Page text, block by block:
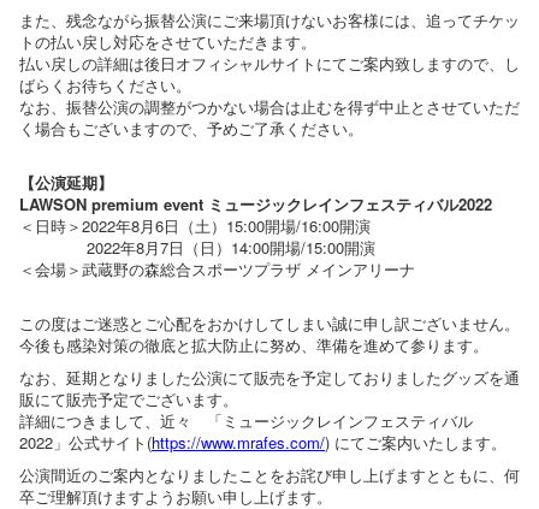
また、残念ながら振替公演にご来場頂けないお客様には、追ってチケッ
トの払い戻し対応をさせていただきます。
払い戻しの詳細は後日オフィシャルサイトにてご案内致しますので、し
ばらくお待ちください。
なお、振替公演の調整がつかない場合は止むを得ず中止とさせていただ
く場合もございますので、予めご了承ください。
【公演延期】
LAWSON premium event ミュージックレインフェスティバル2022
＜日時＞2022年8月6日（土）15:00開場/16:00開演
2022年8月7日（日）14:00開場/15:00開演
＜会場＞武蔵野の森総合スポーツプラザ メインアリーナ
この度はご迷惑とご心配をおかけしてしまい誠に申し訳ございません。
今後も感染対策の徹底と拡大防止に努め、準備を進めて参ります。
なお、延期となりました公演にて販売を予定しておりましたグッズを通
販にて販売予定でございます。
詳細につきまして、近々 「ミュージックレインフェスティバル
2022」公式サイト(https://www.mrafes.com/) にてご案内いたします。
公演間近のご案内となりましたことをお詫び申し上げますとともに、何
卒ご理解頂けますようお願い申し上げます。